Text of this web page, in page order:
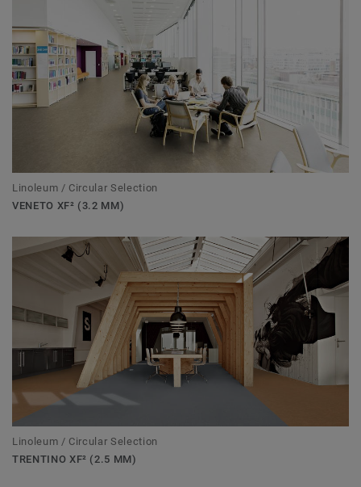
Linoleum / Circular Selection
VENETO XF² (3.2 MM)
Linoleum / Circular Selection
TRENTINO XF² (2.5 MM)